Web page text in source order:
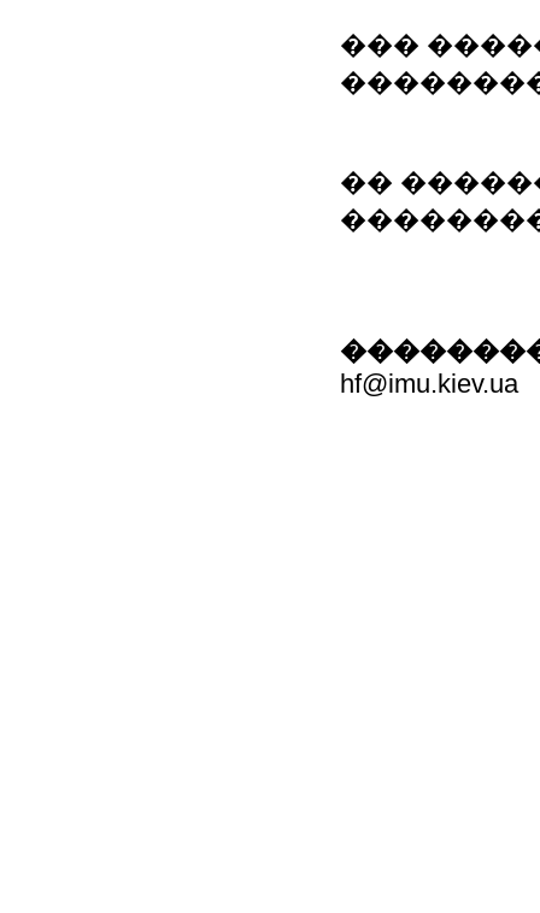
���
��
hf@imu.kiev.ua